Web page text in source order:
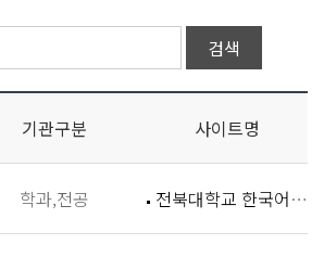
기관구분 사이트명
학과,전공 전북대학교 한국어학과